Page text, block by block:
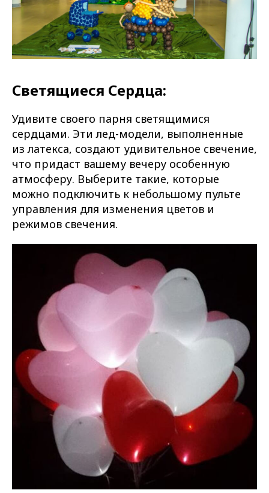
Светящиеся Сердца:
Удивите своего парня светящимися
сердцами. Эти лед-модели, выполненные
из латекса, создают удивительное свечение,
что придаст вашему вечеру особенную
атмосферу. Выберите такие, которые
можно подключить к небольшому пульте
управления для изменения цветов и
режимов свечения.